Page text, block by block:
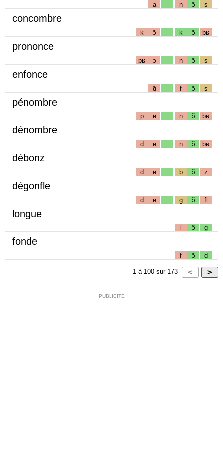
a n ɔ̃ s
concombre
k ɔ̃ k ɔ̃ bʁ
prononce
pʁ ɔ n ɔ̃ s
enfonce
ɑ̃ f ɔ̃ s
pénombre
p e n ɔ̃ bʁ
dénombre
d e n ɔ̃ bʁ
débonz
d e b ɔ̃ z
dégonfle
d e g ɔ̃ fl
longue
l ɔ̃ g
fonde
f ɔ̃ d
1 à 100 sur 173
PUBLICITÉ